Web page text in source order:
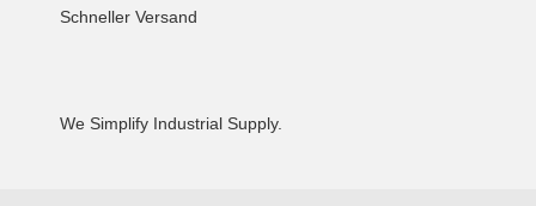
Schneller Versand
We Simplify Industrial Supply.